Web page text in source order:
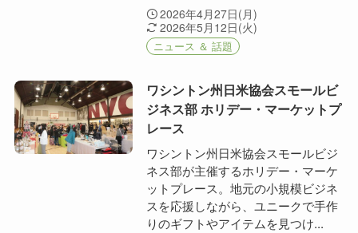
2026年4月27日(月)
2026年5月12日(火)
ニュース ＆ 話題
ワシントン州日米協会スモールビ
ジネス部 ホリデー・マーケットプ
レース
ワシントン州日米協会スモールビジ
ネス部が主催するホリデー・マーケ
ットプレース。地元の小規模ビジネ
スを応援しながら、ユニークで手作
りのギフトやアイテムを見つけ...